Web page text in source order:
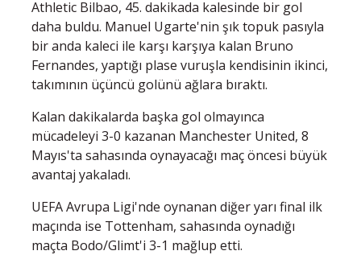
Athletic Bilbao, 45. dakikada kalesinde bir gol
daha buldu. Manuel Ugarte'nin şık topuk pasıyla
bir anda kaleci ile karşı karşıya kalan Bruno
Fernandes, yaptığı plase vuruşla kendisinin ikinci,
takımının üçüncü golünü ağlara bıraktı.
Kalan dakikalarda başka gol olmayınca
mücadeleyi 3-0 kazanan Manchester United, 8
Mayıs'ta sahasında oynayacağı maç öncesi büyük
avantaj yakaladı.
UEFA Avrupa Ligi'nde oynanan diğer yarı final ilk
maçında ise Tottenham, sahasında oynadığı
maçta Bodo/Glimt'i 3-1 mağlup etti.